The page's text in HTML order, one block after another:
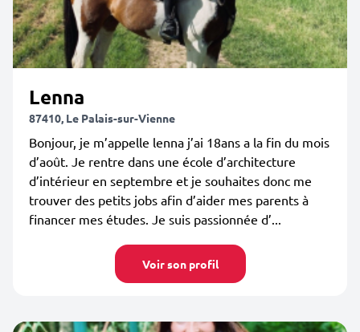
Lenna
87410, Le Palais-sur-Vienne
Bonjour, je m’appelle lenna j’ai 18ans a la fin du mois
d’août. Je rentre dans une école d’architecture
d’intérieur en septembre et je souhaites donc me
trouver des petits jobs afin d’aider mes parents à
financer mes études. Je suis passionnée d’...
Voir son profil